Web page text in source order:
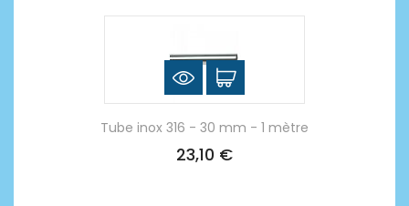
Tube inox 316 - 30 mm - 1 mètre
23,10 €